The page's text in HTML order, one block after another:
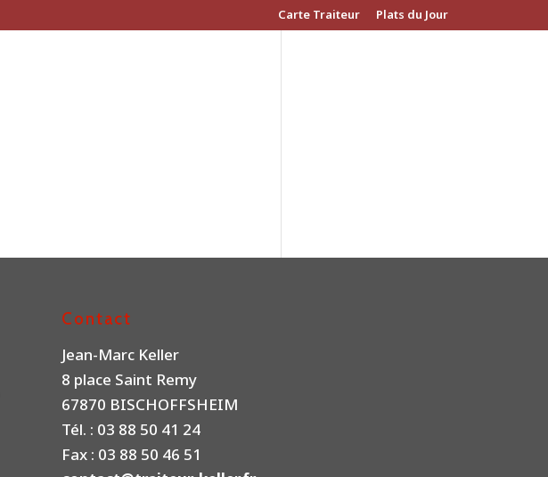
Carte Traiteur Plats du Jour
Contact
Jean-Marc Keller
8 place Saint Remy
67870 BISCHOFFSHEIM
Tél. : 03 88 50 41 24
Fax : 03 88 50 46 51